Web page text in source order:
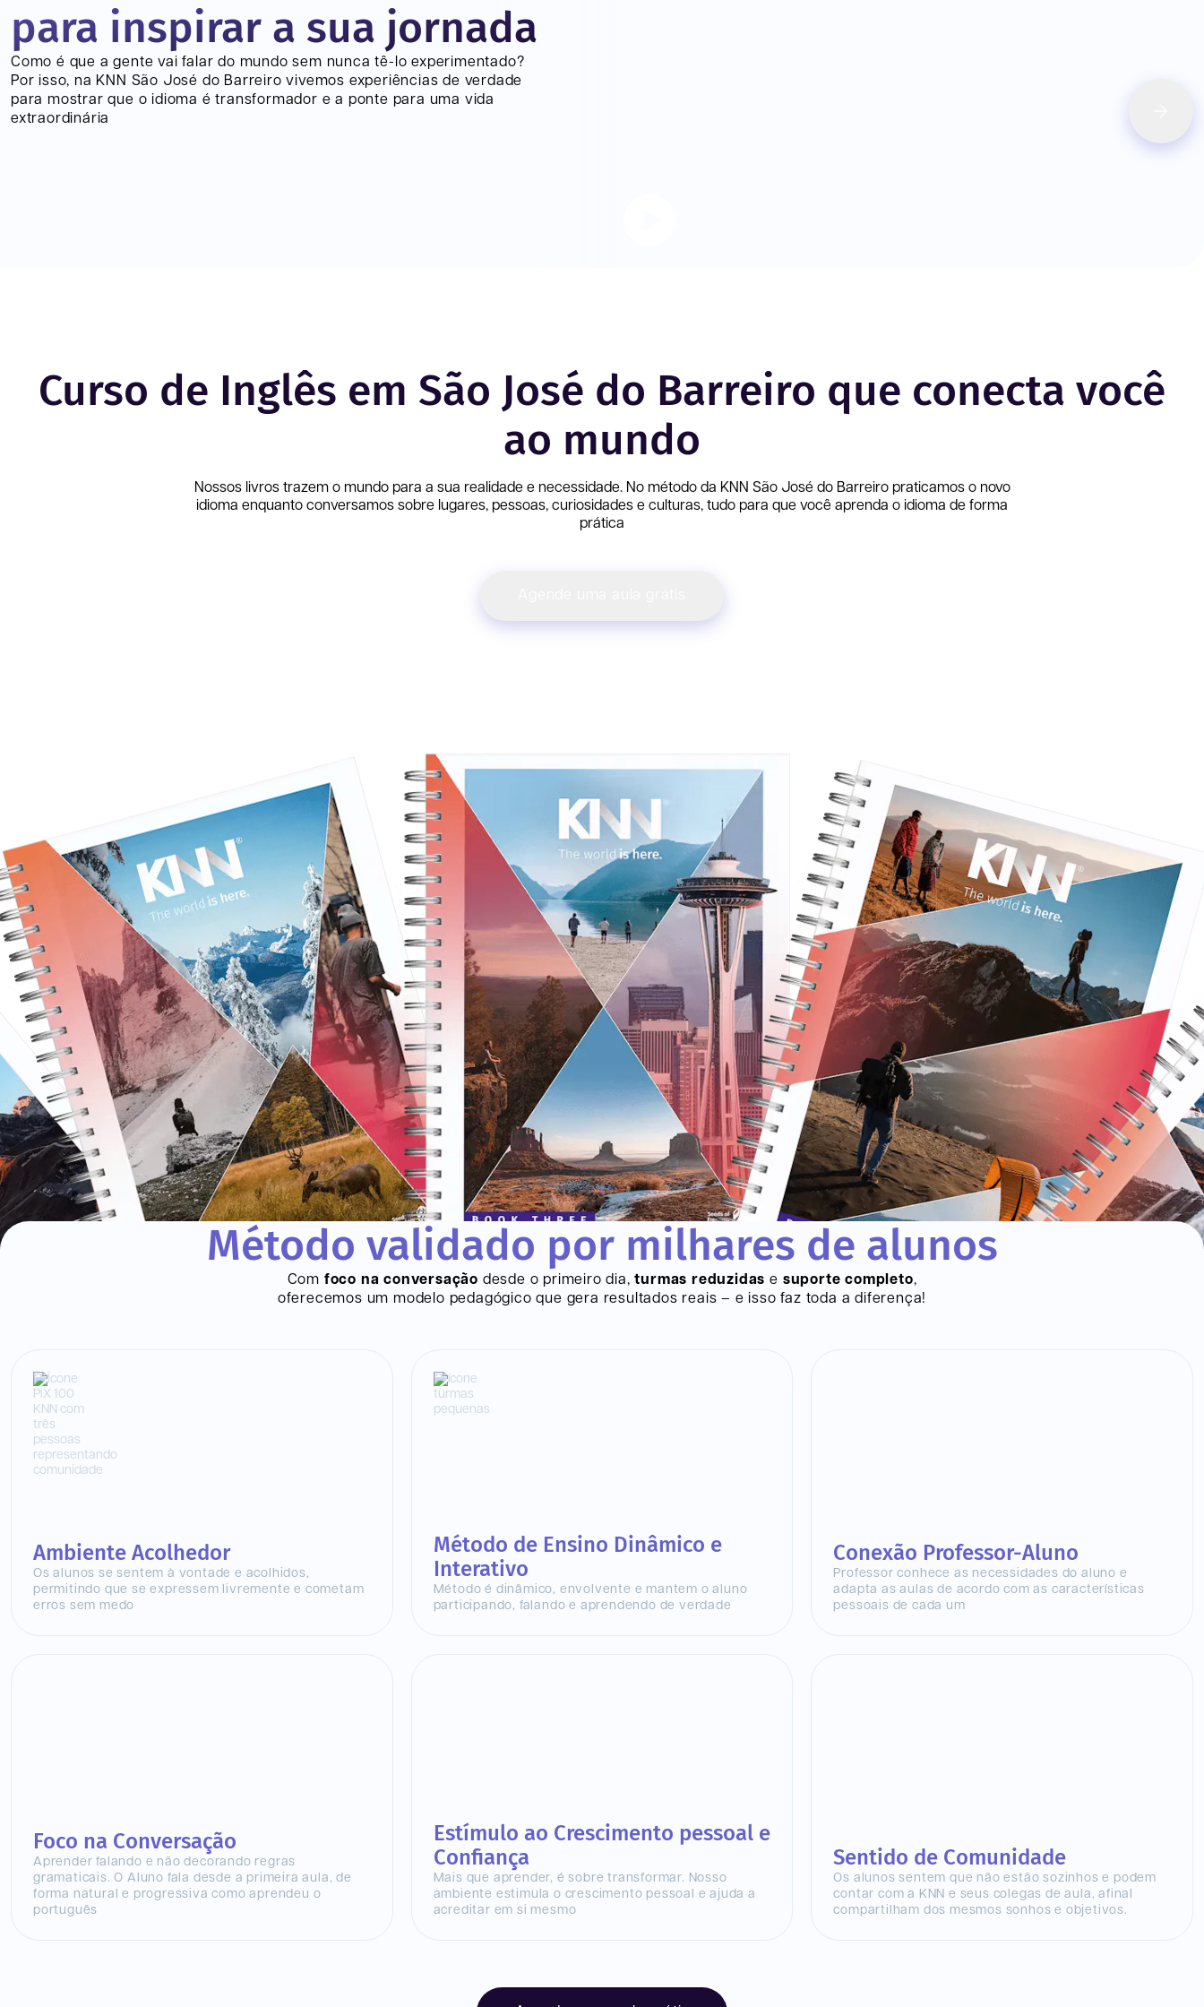
para inspirar a sua jornada
Como é que a gente vai falar do mundo sem nunca tê-lo experimentado?
Por isso, na KNN São José do Barreiro vivemos experiências de verdade
para mostrar que o idioma é transformador e a ponte para uma vida
extraordinária
Curso de Inglês em São José do Barreiro que conecta você
ao mundo
Nossos livros trazem o mundo para a sua realidade e necessidade. No método da KNN São José do Barreiro praticamos o novo
idioma enquanto conversamos sobre lugares, pessoas, curiosidades e culturas, tudo para que você aprenda o idioma de forma
prática
Método validado por milhares de alunos
Com foco na conversação desde o primeiro dia, turmas reduzidas e suporte completo,
oferecemos um modelo pedagógico que gera resultados reais – e isso faz toda a diferença!
Ambiente Acolhedor
Os alunos se sentem à vontade e acolhidos,
permitindo que se expressem livremente e cometam
erros sem medo
Método de Ensino Dinâmico e
Interativo
Método é dinâmico, envolvente e mantem o aluno
participando, falando e aprendendo de verdade
Conexão Professor-Aluno
Professor conhece as necessidades do aluno e
adapta as aulas de acordo com as características
pessoais de cada um
Foco na Conversação
Aprender falando e não decorando regras
gramaticais. O Aluno fala desde a primeira aula, de
forma natural e progressiva como aprendeu o
português
Estímulo ao Crescimento pessoal e
Confiança
Mais que aprender, é sobre transformar. Nosso
ambiente estimula o crescimento pessoal e ajuda a
acreditar em si mesmo
Sentido de Comunidade
Os alunos sentem que não estão sozinhos e podem
contar com a KNN e seus colegas de aula, afinal
compartilham dos mesmos sonhos e objetivos.